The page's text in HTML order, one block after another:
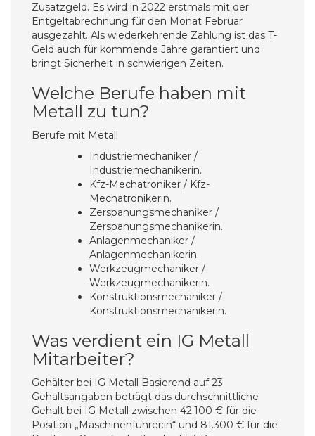
Zusatzgeld. Es wird in 2022 erstmals mit der
Entgeltabrechnung für den Monat Februar
ausgezahlt. Als wiederkehrende Zahlung ist das T-
Geld auch für kommende Jahre garantiert und
bringt Sicherheit in schwierigen Zeiten.
Welche Berufe haben mit
Metall zu tun?
Berufe mit Metall
Industriemechaniker /
Industriemechanikerin.
Kfz-Mechatroniker / Kfz-
Mechatronikerin.
Zerspanungsmechaniker /
Zerspanungsmechanikerin.
Anlagenmechaniker /
Anlagenmechanikerin.
Werkzeugmechaniker /
Werkzeugmechanikerin.
Konstruktionsmechaniker /
Konstruktionsmechanikerin.
Was verdient ein IG Metall
Mitarbeiter?
Gehälter bei IG Metall Basierend auf 23
Gehaltsangaben beträgt das durchschnittliche
Gehalt bei IG Metall zwischen 42.100 € für die
Position „Maschinenführer:in“ und 81.300 € für die